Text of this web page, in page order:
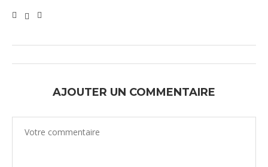
AJOUTER UN COMMENTAIRE